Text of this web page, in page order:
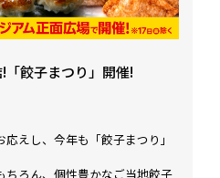
餃子まつり」開催!
えし、今年も「餃子まつり」
ちろん、個性豊かなご当地餃子